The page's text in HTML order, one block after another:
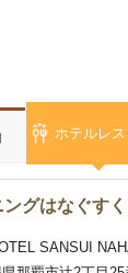
ホテルレ
グはなぐす
SANSUI